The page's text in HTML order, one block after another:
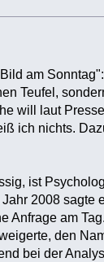
am Sonntag":
Teufel,
will laut
ich nichts.
ist
2008 sagte
Anfrage am
den
bei der